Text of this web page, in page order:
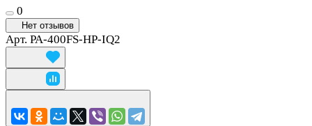
0
Нет отзывов
Арт. PA-400FS-HP-IQ2